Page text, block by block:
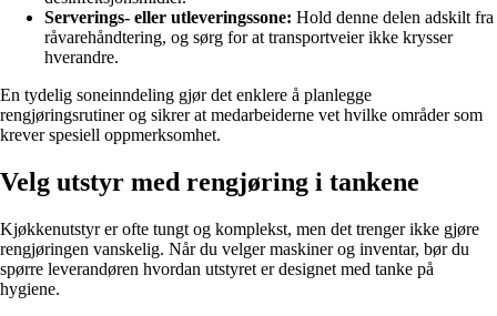
Serverings- eller utleveringssone: Hold denne delen adskilt fra
råvarehåndtering, og sørg for at transportveier ikke krysser
hverandre.
En tydelig soneinndeling gjør det enklere å planlegge
rengjøringsrutiner og sikrer at medarbeiderne vet hvilke områder som
krever spesiell oppmerksomhet.
Velg utstyr med rengjøring i tankene
Kjøkkenutstyr er ofte tungt og komplekst, men det trenger ikke gjøre
rengjøringen vanskelig. Når du velger maskiner og inventar, bør du
spørre leverandøren hvordan utstyret er designet med tanke på
hygiene.